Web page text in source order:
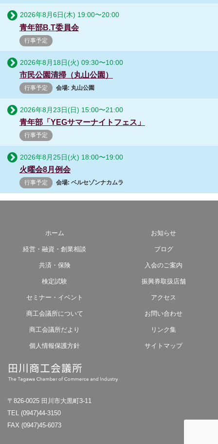
2026年8月6日(木) 19:00〜20:00
青年部B.T委員会
行事予定
2026年8月18日(火) 09:30〜10:00
市民公園清掃（丸山公園）
行事予定 会場: 丸山公園
2026年8月23日(日) 15:00〜21:00
青年部「YEGサマーナイトフェス」
行事予定
2026年8月25日(火) 18:00〜19:00
火曜会8月例会
行事予定 会場: ベルセゾンナカムラ
ホーム
経営・融資・創業相談
共済・保険
検定試験
セミナー・イベント
商工会議所について
商工会議所だより
個人情報保護方針
お知らせ
ブログ
入会のご案内
振興券取扱店舗
アクセス
お問い合わせ
リンク集
サイトマップ
〒826-0025 田川市大黒町3-11
TEL (0947)44-3150
FAX (0947)45-6073